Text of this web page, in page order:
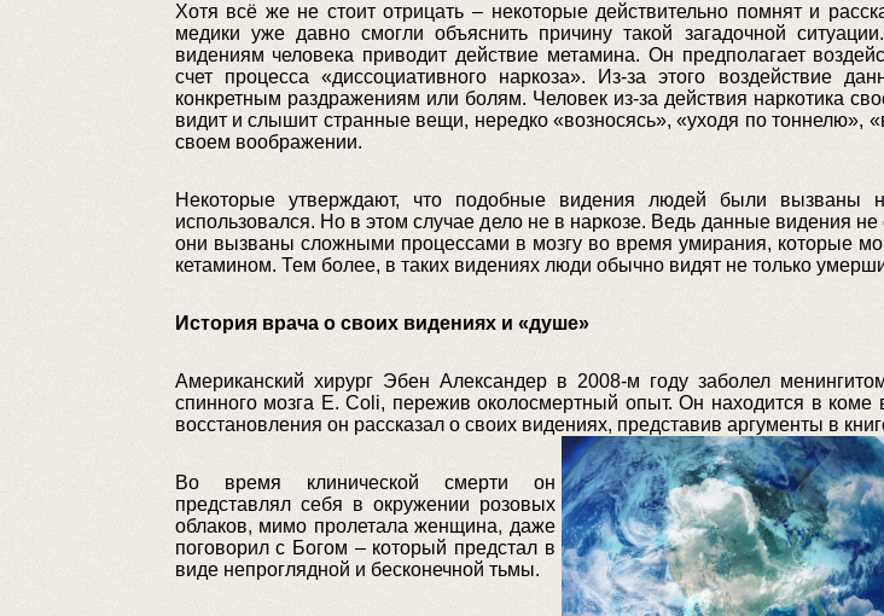
Хотя всё же не стоит отрицать – некоторые действительно помнят и
медики уже давно смогли объяснить причину такой загадочной
видениям человека приводит действие метамина. Он предполагает
счет процесса «диссоциативного наркоза». Из-за этого воздействие
конкретным раздражениям или болям. Человек из-за действия наркотика
видит и слышит странные вещи, нередко «возносясь», «уходя по тоннелю»,
своем воображении.
Некоторые утверждают, что подобные видения людей были вызваны
использовался. Но в этом случае дело не в наркозе. Ведь данные видения
они вызваны сложными процессами в мозгу во время умирания, которые
кетамином. Тем более, в таких видениях люди обычно видят не только
История врача о своих видениях и «душе»
Американский хирург Эбен Александер в 2008-м году заболел
спинного мозга E. Coli, пережив околосмертный опыт. Он находится в коме
восстановления он рассказал о своих видениях, представив аргументы в
Во время клинической смерти он
представлял себя в окружении розовых
облаков, мимо пролетала женщина, даже
поговорил с Богом – который предстал в
виде непроглядной и бесконечной тьмы.